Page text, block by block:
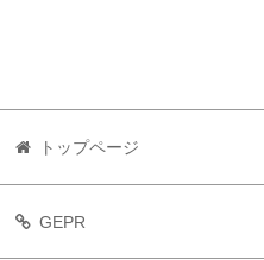
トップページ
GEPR